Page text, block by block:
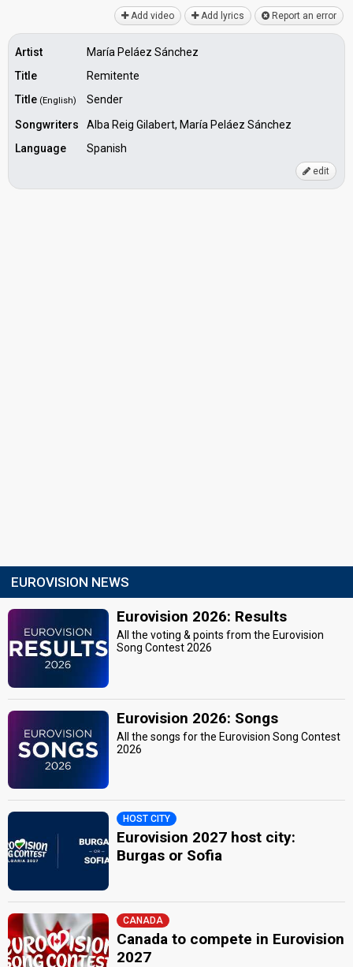
Add video Add lyrics Report an error
Artist
María Peláez Sánchez
Title
Remitente
Title (English)
Sender
Songwriters
Alba Reig Gilabert, María Peláez Sánchez
Language
Spanish
edit
EUROVISION NEWS
Eurovision 2026: Results
All the voting & points from the Eurovision
Song Contest 2026
Eurovision 2026: Songs
All the songs for the Eurovision Song Contest
2026
HOST CITY
Eurovision 2027 host city:
Burgas or Sofia
CANADA
Canada to compete in Eurovision
2027